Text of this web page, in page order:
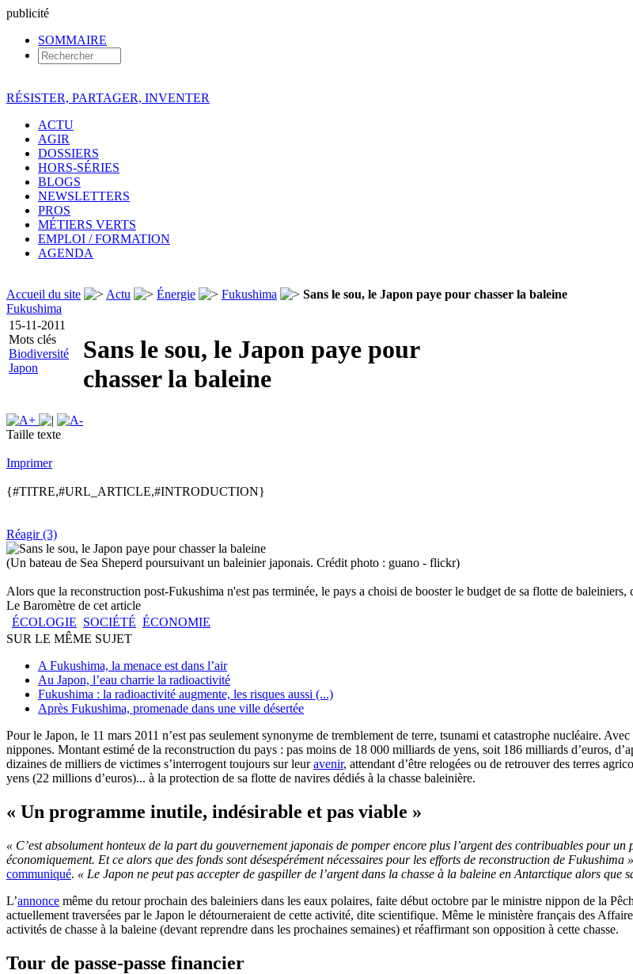
publicité
SOMMAIRE
RÉSISTER, PARTAGER, INVENTER
ACTU
AGIR
DOSSIERS
HORS-SÉRIES
BLOGS
NEWSLETTERS
PROS
MÉTIERS VERTS
EMPLOI / FORMATION
AGENDA
Accueil du site Actu Énergie Fukushima
Sans le sou, le Japon paye pour chasser la baleine
Fukushima
15-11-2011
Mots clés
Biodiversité
Japon
Sans le sou, le Japon paye pour
chasser la baleine
Taille texte
Imprimer
{#TITRE,#URL_ARTICLE,#INTRODUCTION}
Réagir (3)
(Un bateau de Sea Sheperd poursuivant un baleinier japonais. Crédit photo : guano - flickr)
Alors que la reconstruction post-Fukushima n'est pas terminée, le pays a choisi de booster le budget de sa flotte de
Le Baromètre de cet article
ÉCOLOGIE SOCIÉTÉ ÉCONOMIE
SUR LE MÊME SUJET
A Fukushima, la menace est dans l’air
Au Japon, l’eau charrie la radioactivité
Fukushima : la radioactivité augmente, les risques aussi (...)
Après Fukushima, promenade dans une ville désertée
Pour le Japon, le 11 mars 2011 n’est pas seulement synonyme de tremblement de terre, tsunami et catastrophe nucléaire.
nippones. Montant estimé de la reconstruction du pays : pas moins de 18 000 milliards de yens, soit 186 milliards d’euros,
dizaines de milliers de victimes s’interrogent toujours sur leuravenir, attendant d’être relogées ou de retrouver des terres
yens (22 millions d’euros)... à la protection de sa flotte de navires dédiés à la chasse baleinière.
« Un programme inutile, indésirable et pas viable »
« C’est absolument honteux de la part du gouvernement japonais de pomper encore plus l’argent des contribuables pour
économiquement. Et ce alors que des fonds sont désespérément nécessaires pour les efforts de reconstruction de Fukushima »,
communiqué. « Le Japon ne peut pas accepter de gaspiller de l’argent dans la chasse à la baleine en Antarctique alors
L’annonce même du retour prochain des baleiniers dans les eaux polaires, faite début octobre par le ministre nippon de la
actuellement traversées par le Japon le détourneraient de cette activité, dite scientifique. Même le ministère français des
activités de chasse à la baleine (devant reprendre dans les prochaines semaines) et réaffirmant son opposition à cette chasse.
Tour de passe-passe financier